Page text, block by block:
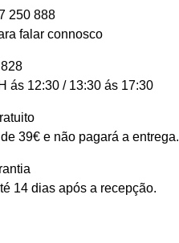
250 888
falar connosco
ás 12:30 / 13:30 ás 17:30
39€ e não pagará a entrega.
14 dias após a recepção.